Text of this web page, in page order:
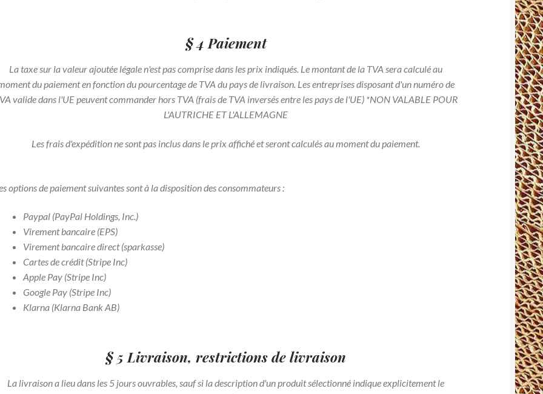
§ 4 Paiement
La taxe sur la valeur ajoutée légale n'est pas comprise dans les prix indiqués. Le montant de la TVA sera calculé au
du paiement en fonction du pourcentage de TVA du pays de livraison. Les entreprises disposant d'un numéro de
valide dans l'UE peuvent commander hors TVA (frais de TVA inversés entre les pays de l'UE) *NON VALABLE POUR
L'AUTRICHE ET L'ALLEMAGNE
Les frais d'expédition ne sont pas inclus dans le prix affiché et seront calculés au moment du paiement.
options de paiement suivantes sont à la disposition des consommateurs :
Paypal (PayPal Holdings, Inc.)
Virement bancaire (EPS)
Virement bancaire direct (sparkasse)
Cartes de crédit (Stripe Inc)
Apple Pay (Stripe Inc)
Google Pay (Stripe Inc)
Klarna (Klarna Bank AB)
§ 5 Livraison, restrictions de livraison
La livraison a lieu dans les 5 jours ouvrables, sauf si la description d'un produit sélectionné indique explicitement le